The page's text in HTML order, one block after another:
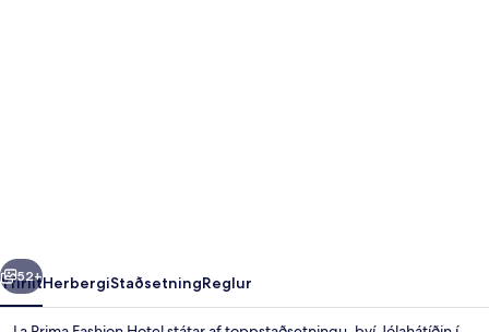
Næsta
52+
YfirlitHerbergiStaðsetningReglur